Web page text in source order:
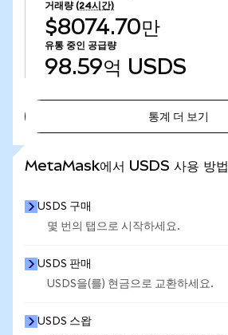
거래량 (24시간)
$8074.70만
유통 중인 공급량
98.59억 USDS
통계 더 보기
MetaMask에서 USDS 사용 방법
USDS 구매
몇 번의 탭으로 시작하세요.
USDS 판매
USDS을(를) 현금으로 교환하세요.
USDS 스왑